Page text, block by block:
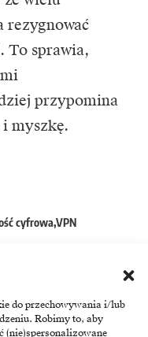
do przechowywania i/lub
Robimy to, aby
(nie)spersonalizowane
rezygnować
To sprawia,
przypomina
myszkę.
cyfrowa VPN